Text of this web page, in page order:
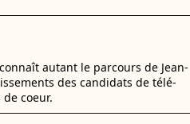
autant le parcours de Jean-
des candidats de télé-
coeur.